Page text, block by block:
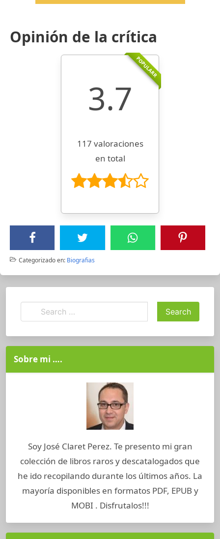
Opinión de la crítica
POPULARR
3.7
117 valoraciones
en total
Categorizado en: Biografias
Sobre mi ….
Soy José Claret Perez. Te presento mi gran
colección de libros raros y descatalogados que
he ido recopilando durante los últimos años. La
mayoría disponibles en formatos PDF, EPUB y
MOBI . Disfrutalos!!!